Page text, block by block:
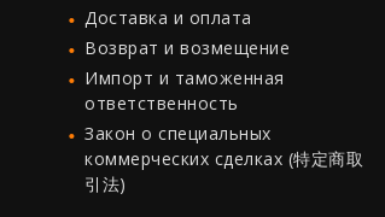
Доставка и оплата
Возврат и возмещение
Импорт и таможенная
ответственность
Закон о специальных
коммерческих сделках (特定商取
引法)